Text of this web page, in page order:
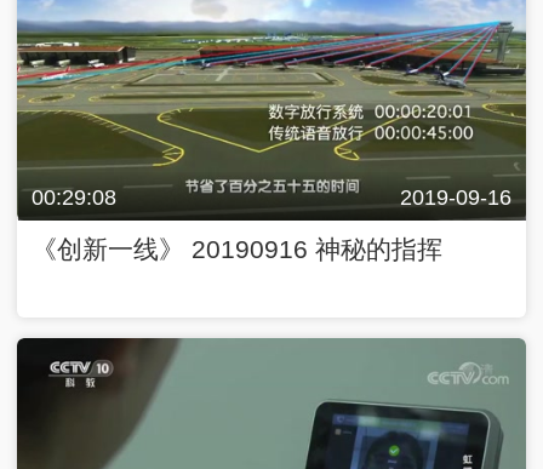
00:29:08 2019-09-16
《创新一线》 20190916 神秘的指挥